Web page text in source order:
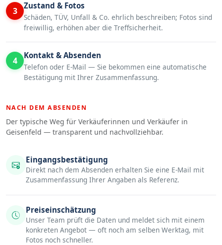
3 Zustand & Fotos
Schäden, TÜV, Unfall & Co. ehrlich beschreiben; Fotos sind
freiwillig, erhöhen aber die Treffsicherheit.
4 Kontakt & Absenden
Telefon oder E-Mail — Sie bekommen eine automatische
Bestätigung mit Ihrer Zusammenfassung.
NACH DEM ABSENDEN
Der typische Weg für Verkäuferinnen und Verkäufer in
Geisenfeld — transparent und nachvollziehbar.
Eingangsbestätigung
Direkt nach dem Absenden erhalten Sie eine E-Mail mit
Zusammenfassung Ihrer Angaben als Referenz.
Preiseinschätzung
Unser Team prüft die Daten und meldet sich mit einem
konkreten Angebot — oft noch am selben Werktag, mit
Fotos noch schneller.